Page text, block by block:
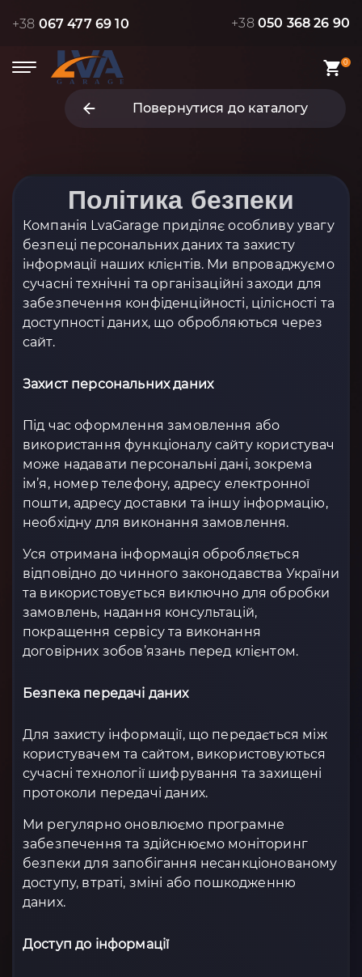
+38 067 477 69 10 +38 050 368 26 90
0
Повернутися до каталогу
Політика безпеки
Компанія LvaGarage приділяє особливу увагу
безпеці персональних даних та захисту
інформації наших клієнтів. Ми впроваджуємо
сучасні технічні та організаційні заходи для
забезпечення конфіденційності, цілісності та
доступності даних, що обробляються через
сайт.
Захист персональних даних
Під час оформлення замовлення або
використання функціоналу сайту користувач
може надавати персональні дані, зокрема
ім’я, номер телефону, адресу електронної
пошти, адресу доставки та іншу інформацію,
необхідну для виконання замовлення.
Уся отримана інформація обробляється
відповідно до чинного законодавства України
та використовується виключно для обробки
замовлень, надання консультацій,
покращення сервісу та виконання
договірних зобов’язань перед клієнтом.
Безпека передачі даних
Для захисту інформації, що передається між
користувачем та сайтом, використовуються
сучасні технології шифрування та захищені
протоколи передачі даних.
Ми регулярно оновлюємо програмне
забезпечення та здійснюємо моніторинг
безпеки для запобігання несанкціонованому
доступу, втраті, зміні або пошкодженню
даних.
Доступ до інформації